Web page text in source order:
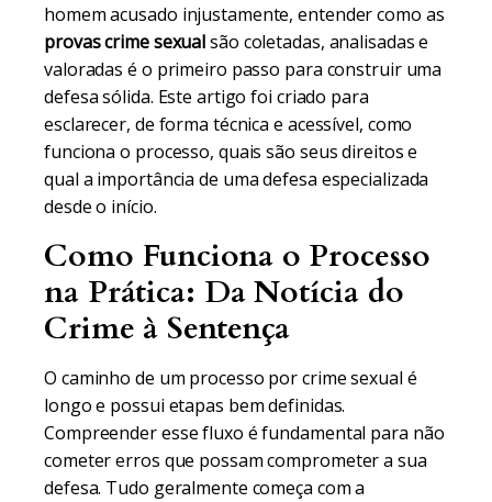
homem acusado injustamente, entender como as
provas crime sexualsão coletadas, analisadas e
valoradas é o primeiro passo para construir uma
defesa sólida. Este artigo foi criado para
esclarecer, de forma técnica e acessível, como
funciona o processo, quais são seus direitos e
qual a importância de uma defesa especializada
desde o início.
Como Funciona o Processo
na Prática: Da Notícia do
Crime à Sentença
O caminho de um processo por crime sexual é
longo e possui etapas bem definidas.
Compreender esse fluxo é fundamental para não
cometer erros que possam comprometer a sua
defesa. Tudo geralmente começa com a